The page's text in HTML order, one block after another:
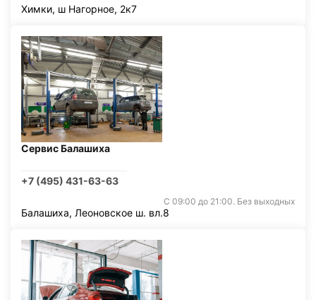
Химки, ш Нагорное, 2к7
Сервис Балашиха
+7 (495) 431-63-63
С 09:00 до 21:00. Без выходных
Балашиха, Леоновское ш. вл.8